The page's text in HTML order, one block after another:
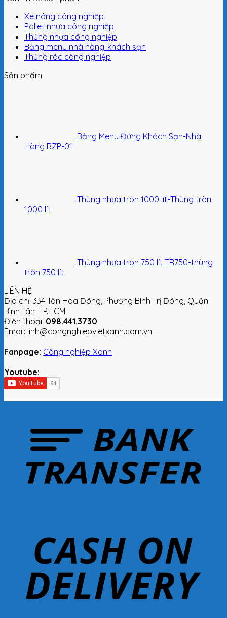
Xe nâng công nghiệp
Pallet nhựa công nghiệp
Thùng nhựa công nghiệp
Bảng menu nhà hàng-khách sạn
Thùng rác công nghiệp
Sản phẩm
Bảng Menu Đứng Khách Sạn-Nhà
Hàng BZP-01
Thùng nhựa tròn 1000 lít-Thùng tròn
1000 lít
Thùng nhựa tròn 750 lít TR750-thùng
tròn 750 lít
LIÊN HỆ
Địa chỉ: 334 Tân Hòa Đông, Phường Bình Trị Đông, Quận
Bình Tân, TP.HCM
Điện thoại: 098.441.3730
Email: linh@congnghiepvietxanh.com.vn
Fanpage: Công nghiệp Xanh
Youtube: